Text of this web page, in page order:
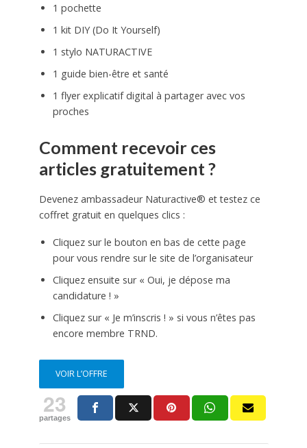
1 pochette
1 kit DIY (Do It Yourself)
1 stylo NATURACTIVE
1 guide bien-être et santé
1 flyer explicatif digital à partager avec vos
proches
Comment recevoir ces
articles gratuitement ?
Devenez ambassadeur Naturactive® et testez ce
coffret gratuit en quelques clics :
Cliquez sur le bouton en bas de cette page
pour vous rendre sur le site de l’organisateur
Cliquez ensuite sur « Oui, je dépose ma
candidature ! »
Cliquez sur « Je m’inscris ! » si vous n’êtes pas
encore membre TRND.
VOIR L’OFFRE
23
partages